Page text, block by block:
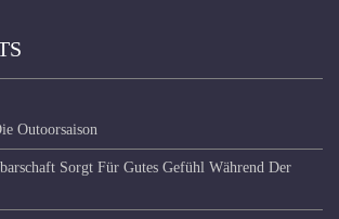
Outoorsaison
Sorgt Für Gutes Gefühl Während Der